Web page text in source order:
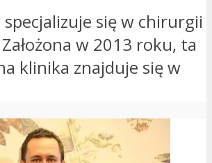
specjalizuje się w chirurgii
w 2013 roku, ta
klinika znajduje się w